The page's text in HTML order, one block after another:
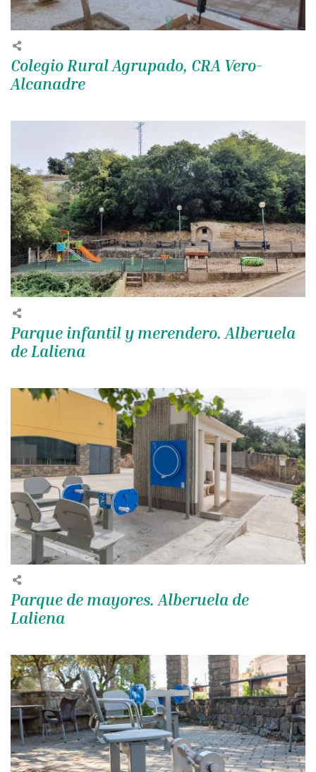
Colegio Rural Agrupado, CRA Vero-
Alcanadre
Parque infantil y merendero. Alberuela
de Laliena
Parque de mayores. Alberuela de
Laliena